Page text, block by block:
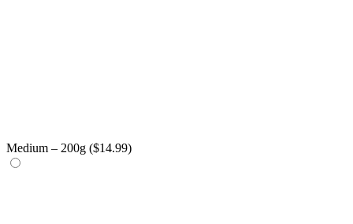
Medium – 200g ($14.99)